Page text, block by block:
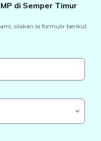
di Semper Timur
silakan isi formulir berikut: